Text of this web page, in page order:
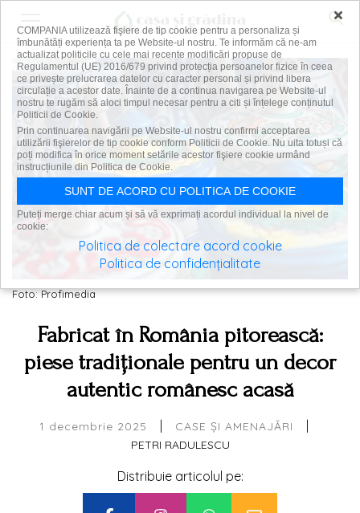
Foto: Profimedia
Fabricat în România pitorească:
piese tradiționale pentru un decor
autentic românesc acasă
1 decembrie 2025 CASE ȘI AMENAJĂRI
PETRI RADULESCU
Distribuie articolul pe:
×
COMPANIA utilizează fişiere de tip cookie pentru a personaliza și
îmbunătăți experiența ta pe Website-ul nostru. Te informăm că ne-am
actualizat politicile cu cele mai recente modificări propuse de
Regulamentul (UE) 2016/679 privind protecția persoanelor fizice în ceea
ce privește prelucrarea datelor cu caracter personal și privind libera
circulație a acestor date. Înainte de a continua navigarea pe Website-ul
nostru te rugăm să aloci timpul necesar pentru a citi și înțelege conținutul
Politicii de Cookie.
Prin continuarea navigării pe Website-ul nostru confirmi acceptarea
utilizării fişierelor de tip cookie conform Politicii de Cookie. Nu uita totuși că
poți modifica în orice moment setările acestor fişiere cookie urmând
instrucțiunile din Politica de Cookie.
SUNT DE ACORD CU POLITICA DE COOKIE
Puteți merge chiar acum și să vă exprimați acordul individual la nivel de
cookie:
Politica de colectare acord cookie
Politica de confidențialitate